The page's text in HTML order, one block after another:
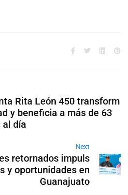
Rita León 450 transform
y beneficia a más de 63
al día
Next
retornados impuls
y oportunidades en
Guanajuato